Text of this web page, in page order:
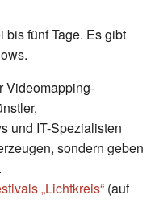
bis fünf Tage. Es gibt
Videomapping-
und IT-Spezialisten
sondern geben
„Lichtkreis“ (auf